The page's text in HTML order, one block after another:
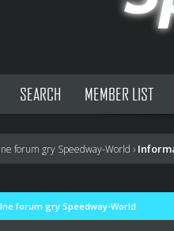
SEARCH MEMBER LIST
forum gry Speedway-World ›
forum gry Speedway-World